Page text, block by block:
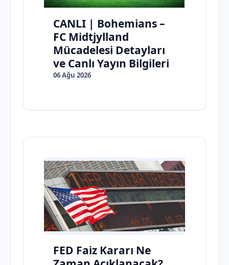
CANLI | Bohemians –
FC Midtjylland
Mücadelesi Detayları
ve Canlı Yayın Bilgileri
06 Ağu 2026
FED Faiz Kararı Ne